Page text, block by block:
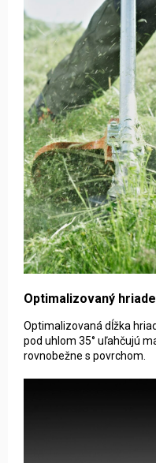
Optimalizovaný
Optimalizovaná dĺžka
pod uhlom 35° uľahčujú
rovnobežne s povrchom.